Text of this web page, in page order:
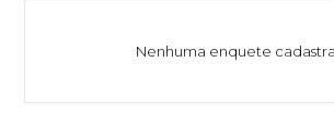
Nenhuma enquete